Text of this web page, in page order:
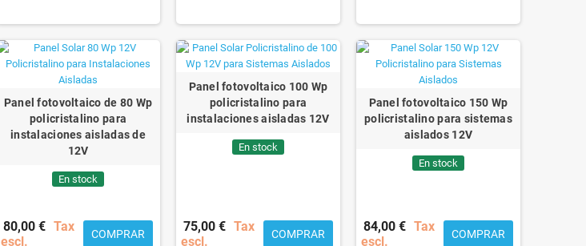
Panel fotovoltaico de 80 Wp
policristalino para
instalaciones aisladas de
12V
En stock
80,00 € Tax
escl.
COMPRAR
Panel fotovoltaico 100 Wp
policristalino para
instalaciones aisladas 12V
En stock
75,00 € Tax
escl.
COMPRAR
Panel fotovoltaico 150 Wp
policristalino para sistemas
aislados 12V
En stock
84,00 € Tax
escl.
COMPRAR